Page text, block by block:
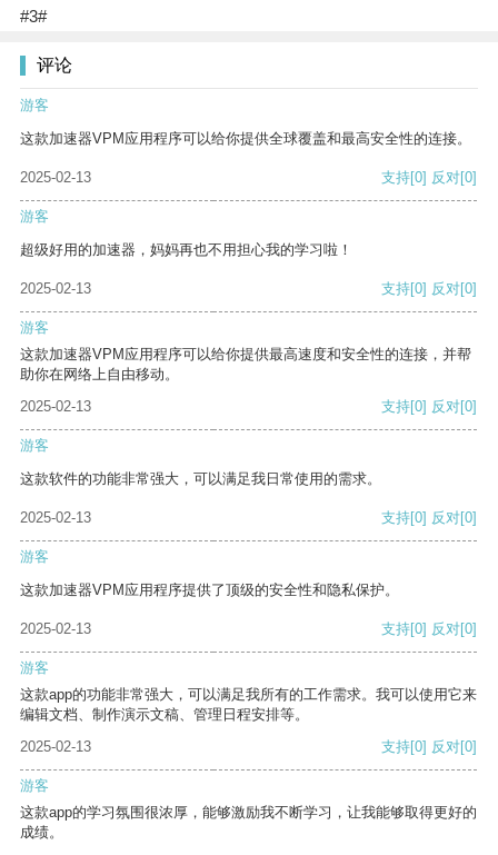
#3#
评论
游客
这款加速器VPM应用程序可以给你提供全球覆盖和最高安全性的连接。
2025-02-13 支持[0] 反对[0]
游客
超级好用的加速器，妈妈再也不用担心我的学习啦！
2025-02-13 支持[0] 反对[0]
游客
这款加速器VPM应用程序可以给你提供最高速度和安全性的连接，并帮
助你在网络上自由移动。
2025-02-13
支持[0] 反对[0]
游客
这款软件的功能非常强大，可以满足我日常使用的需求。
2025-02-13 支持[0] 反对[0]
游客
这款加速器VPM应用程序提供了顶级的安全性和隐私保护。
2025-02-13 支持[0] 反对[0]
游客
这款app的功能非常强大，可以满足我所有的工作需求。我可以使用它来
编辑文档、制作演示文稿、管理日程安排等。
2025-02-13
支持[0] 反对[0]
游客
这款app的学习氛围很浓厚，能够激励我不断学习，让我能够取得更好的
成绩。